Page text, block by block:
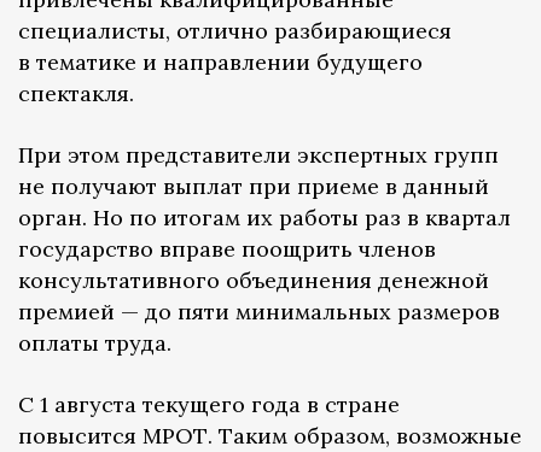
специалисты, отлично разбирающиеся
в тематике и направлении будущего
спектакля.
При этом представители экспертных групп
не получают выплат при приеме в данный
орган. Но по итогам их работы раз в квартал
государство вправе поощрить членов
консультативного объединения денежной
премией — до пяти минимальных размеров
оплаты труда.
С 1 августа текущего года в стране
повысится МРОТ. Таким образом, возможные